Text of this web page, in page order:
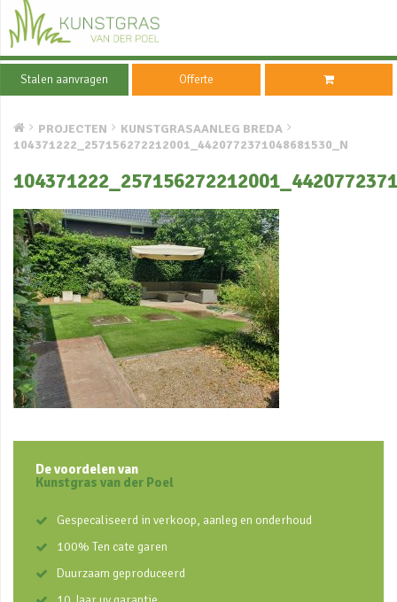
Stalen aanvragen Offerte
PROJECTEN
KUNSTGRASAANLEG BREDA
104371222_257156272212001_4420772371048681530_N
De voordelen van
Kunstgras van der Poel
Gespecaliseerd in verkoop, aanleg en onderhoud
100% Ten cate garen
Duurzaam geproduceerd